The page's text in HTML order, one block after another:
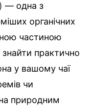
) — одна з
органічних
частиною
практично
у вашому чаї
чи
природним